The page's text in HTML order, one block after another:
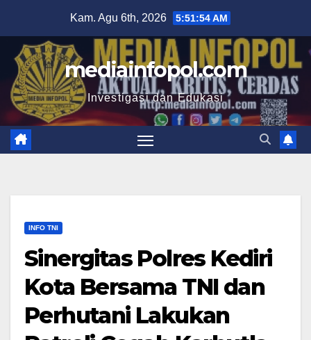
content
Kam. Agu 6th, 2026 5:51:55 AM
mediainfopol.com
Investigasi dan Edukasi
INFO TNI
Sinergitas Polres Kediri
Kota Bersama TNI dan
Perhutani Lakukan